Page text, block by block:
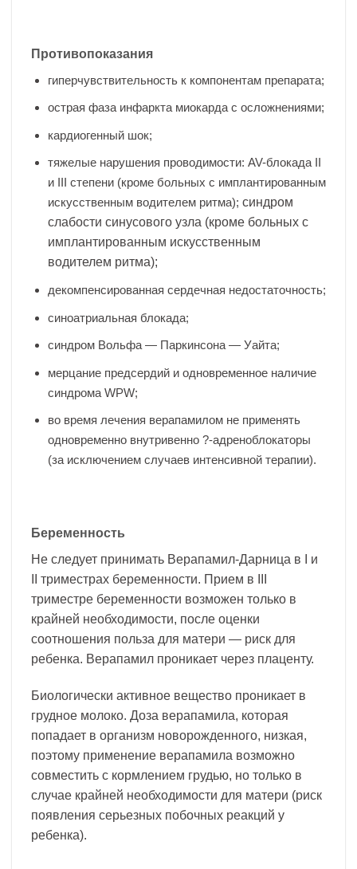
Противопоказания
гиперчувствительность к компонентам препарата;
острая фаза инфаркта миокарда с осложнениями;
кардиогенный шок;
тяжелые нарушения проводимости: AV-блокада II
и III степени (кроме больных с имплантированным
искусственным водителем ритма); синдром
слабости синусового узла (кроме больных с
имплантированным искусственным
водителем ритма);
декомпенсированная сердечная недостаточность;
синоатриальная блокада;
синдром Вольфа — Паркинсона — Уайта;
мерцание предсердий и одновременное наличие
синдрома WPW;
во время лечения верапамилом не применять
одновременно внутривенно ?-адреноблокаторы
(за исключением случаев интенсивной терапии).
Беременность
Не следует принимать Верапамил-Дарница в I и
II триместрах беременности. Прием в III
триместре беременности возможен только в
крайней необходимости, после оценки
соотношения польза для матери — риск для
ребенка. Верапамил проникает через плаценту.
Биологически активное вещество проникает в
грудное молоко. Доза верапамила, которая
попадает в организм новорожденного, низкая,
поэтому применение верапамила возможно
совместить с кормлением грудью, но только в
случае крайней необходимости для матери (риск
появления серьезных побочных реакций у
ребенка).